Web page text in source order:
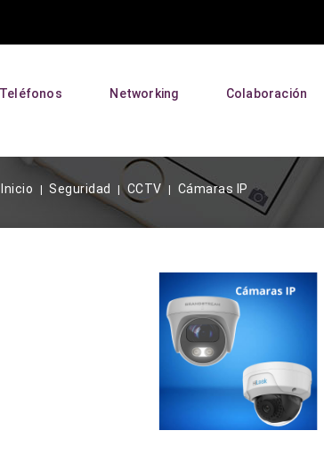
Teléfonos Networking Colaboración
Inicio Seguridad CCTV Cámaras IP